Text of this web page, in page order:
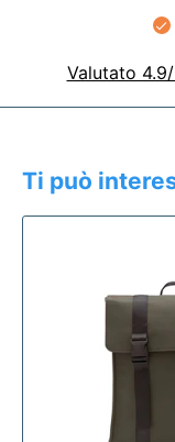
Valutato
Ti può